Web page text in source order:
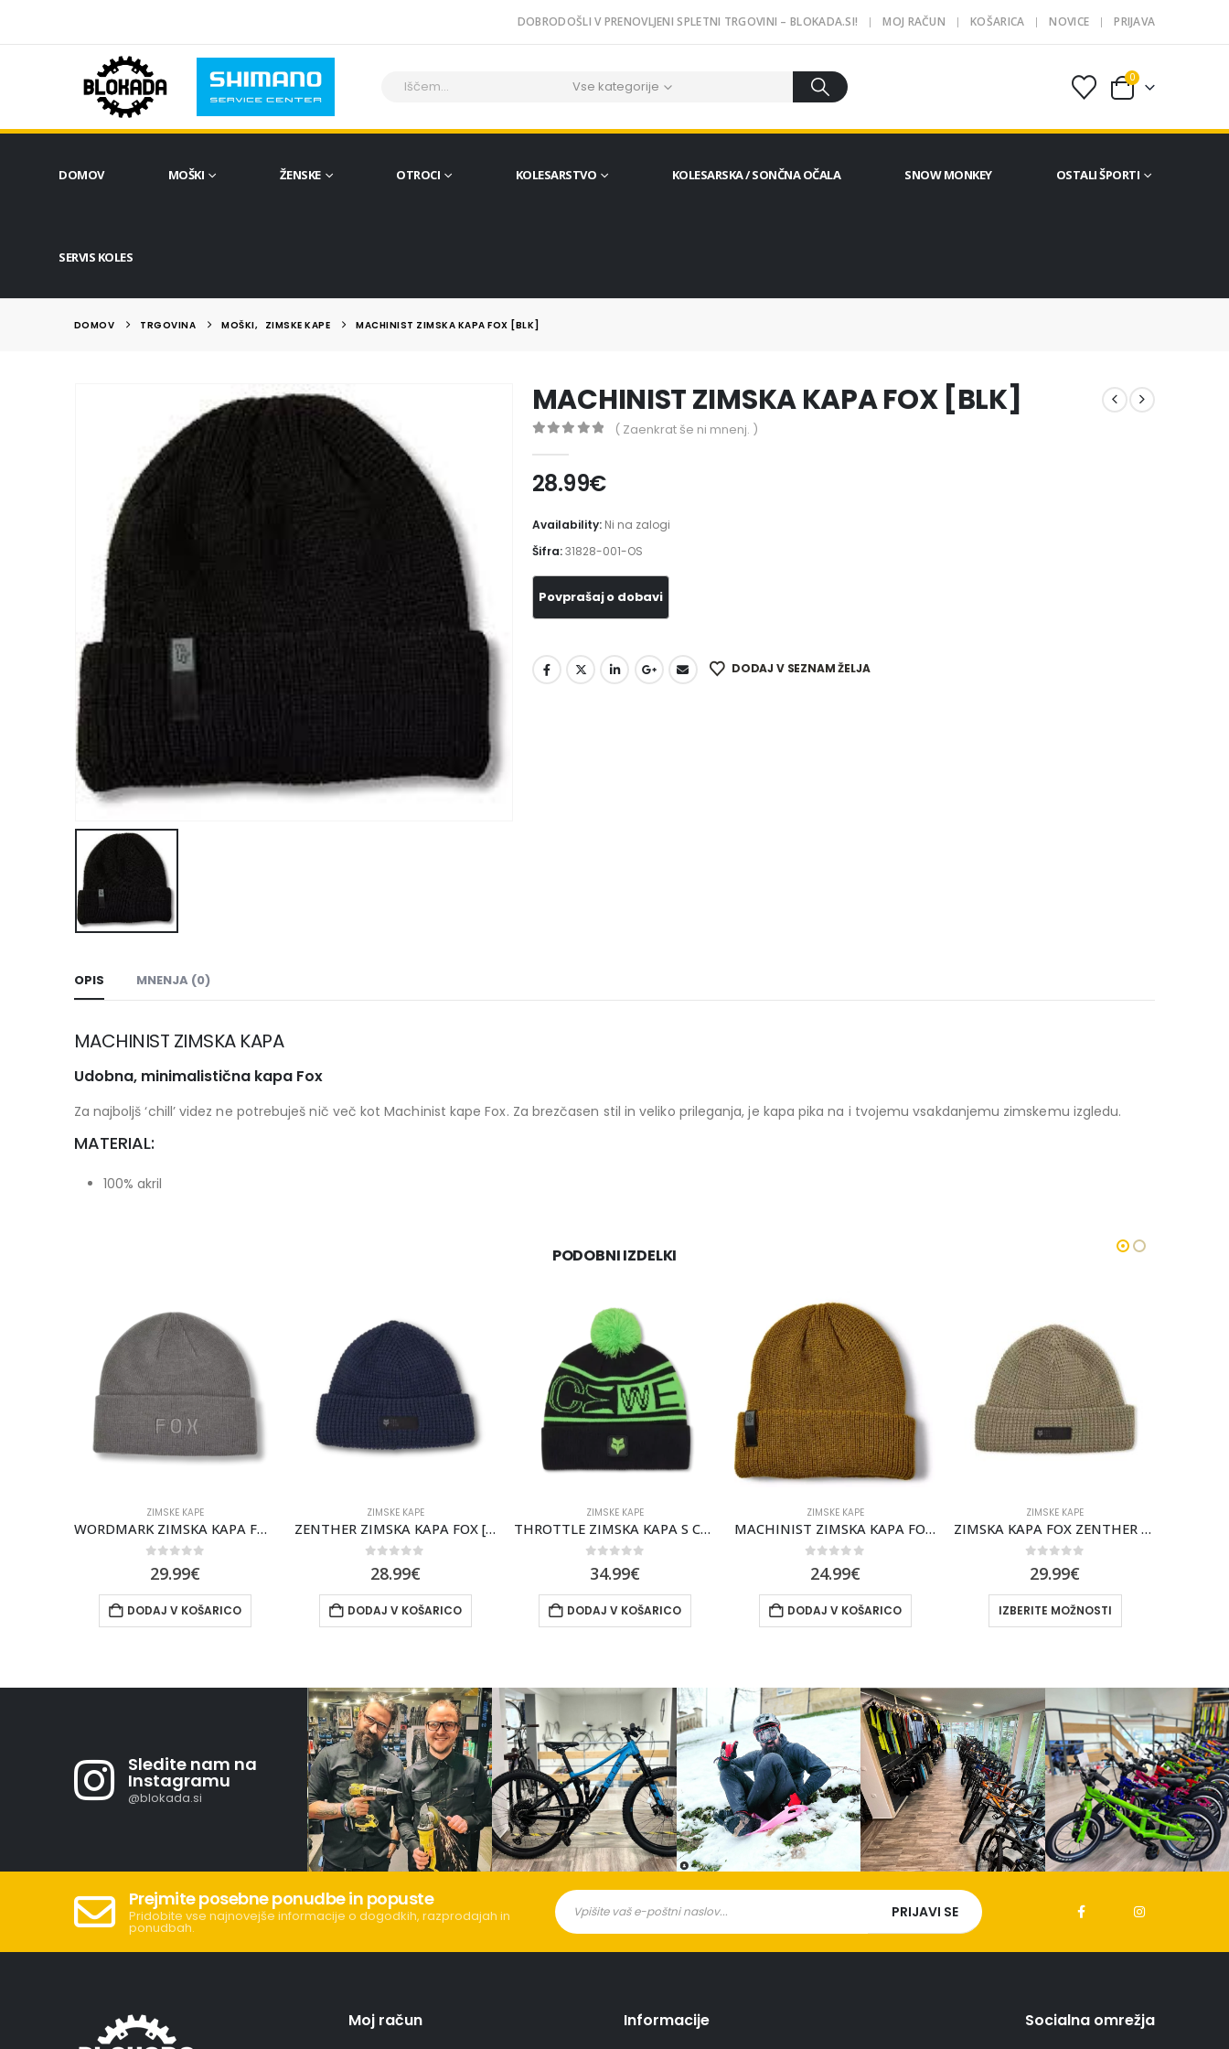
DOBRODOŠLI V PRENOVLJENI SPLETNI TRGOVINI – BLOKADA.SI! MOJ RAČUN KOŠARICA NOVICE PRIJAVA
Vse kategorije
0
DOMOV MOŠKI ŽENSKE OTROCI KOLESARSTVO KOLESARSKA / SONČNA OČALA SNOW MONKEY OSTALI ŠPORTI
SERVIS KOLES
DOMOV TRGOVINA MOŠKI, ZIMSKE KAPE MACHINIST ZIMSKA KAPA FOX [BLK]
MACHINIST ZIMSKA KAPA FOX [BLK]
( Zaenkrat še ni mnenj. )
28.99€
Availability: Ni na zalogi
Šifra:31828-001-OS
DODAJ V SEZNAM ŽELJA
OPIS MNENJA (0)
MACHINIST ZIMSKA KAPA
Udobna, minimalistična kapa Fox
Za najboljš ‘chill’ videz ne potrebuješ nič več kot Machinist kape Fox. Za brezčasen stil in veliko prileganja, je kapa pika na i tvojemu vsakdanjemu zimskemu izgledu.
MATERIAL:
100% akril
PODOBNI IZDELKI
ZIMSKE KAPE
ZENTHER ZIMSKA KAPA FOX [MDNT]
28.99€
DODAJ V KOŠARICO
ZIMSKE KAPE
THROTTLE ZIMSKA KAPA S COFOM FOX [BLK]
34.99€
DODAJ V KOŠARICO
ZIMSKE KAPE
MACHINIST ZIMSKA KAPA FOX [CRML]
24.99€
DODAJ V KOŠARICO
ZIMSKE KAPE
ZIMSKA KAPA FOX ZENTHER BEANIE [ADB]
29.99€
IZBERITE MOŽNOSTI
ZIMSKE KAPE
FOX MACHINIST BEANIE ZIMSKA KAPA FOX [SADDLE]
29.99€
IZBERITE MOŽNOSTI
Sledite nam na
Instagramu
@blokada.si
Prejmite posebne ponudbe in popuste
Pridobite vse najnovejše informacije o dogodkih, razprodajah in
ponudbah.
Moj račun Informacije Socialna omrežja